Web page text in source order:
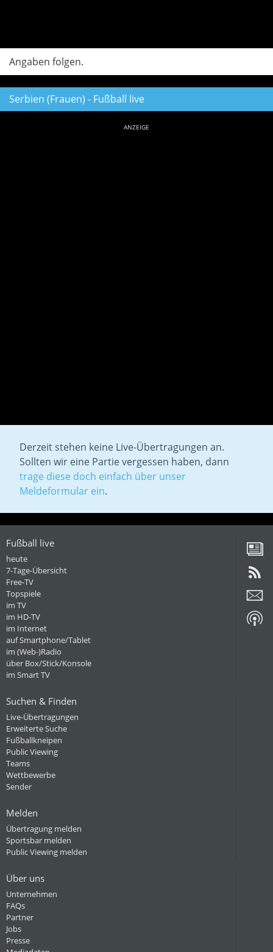
Angaben folgen.
Serbien (Frauen) - Fußball live
ANZEIGE
Derzeit stehen keine Live-Übertragungen an.
Sollten wir eine Partie vergessen haben, dann
trage diese doch einfach über unser
Meldeformular ein.
Fußball live
heute
7-Tage-Übersicht
Free-TV
Topspiele
im TV
im HD-TV
im Internet
auf Smartphone/Tablet
im (Web-)Radio
über Box/Stick/Konsole
im Smart TV
Suchen & Finden
Live-Übertragungen
Erweiterte Suche
Fußballkneipen
Public Viewing
Teams
Wettbewerbe
Sender
Melden
Übertragung melden
Sportsbar melden
Public Viewing melden
Über uns
Unternehmen
FAQs
Partner
Jobs
Presse